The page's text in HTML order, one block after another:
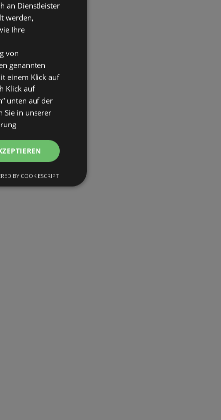
an Dienstleister
werden,
Ihre
von
genannten
einem Klick auf
Klick auf
unten auf der
Sie in unserer
BY COOKIESCRIPT